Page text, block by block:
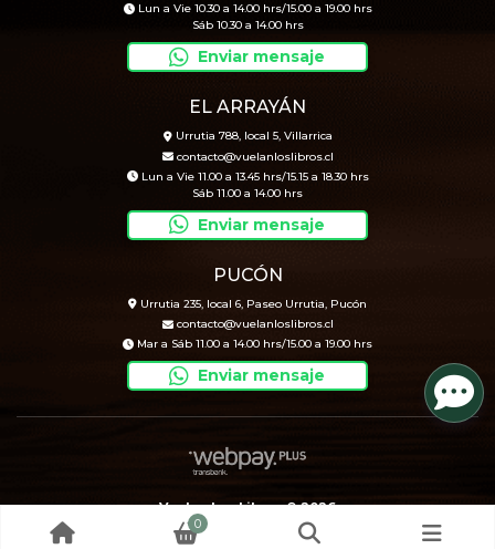
Lun a Vie 10.30 a 14.00 hrs/15.00 a 19.00 hrs
Sáb 10.30 a 14.00 hrs
Enviar mensaje
EL ARRAYÁN
Urrutia 788, local 5, Villarrica
contacto@vuelanloslibros.cl
Lun a Vie 11.00 a 13.45 hrs/15.15 a 18.30 hrs
Sáb 11.00 a 14.00 hrs
Enviar mensaje
PUCÓN
Urrutia 235, local 6, Paseo Urrutia, Pucón
contacto@vuelanloslibros.cl
Mar a Sáb 11.00 a 14.00 hrs/15.00 a 19.00 hrs
Enviar mensaje
Vuelan Los Libros © 2026
Creado por
Bsale
0